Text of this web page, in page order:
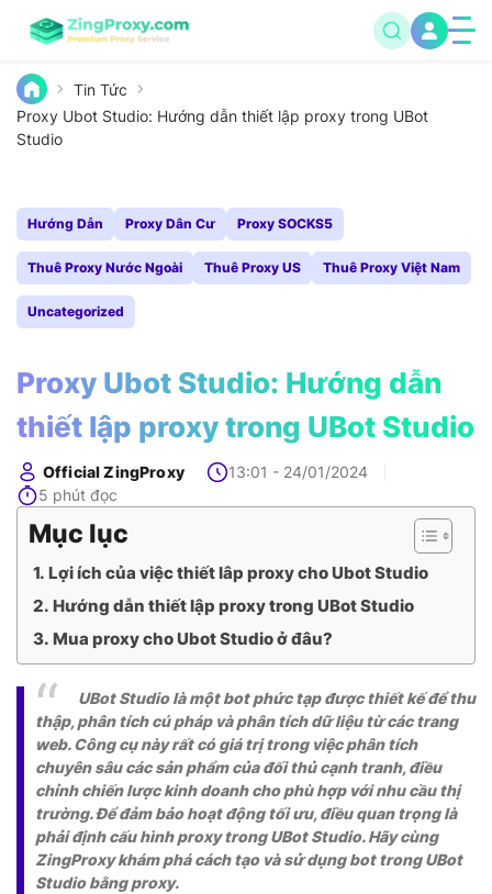
Tin Tức
Proxy Ubot Studio: Hướng dẫn thiết lập proxy trong UBot
Studio
Hướng Dẫn Proxy Dân Cư Proxy SOCKS5
Thuê Proxy Nước Ngoài Thuê Proxy US Thuê Proxy Việt Nam
Uncategorized
Proxy Ubot Studio: Hướng dẫn
thiết lập proxy trong UBot Studio
Official ZingProxy
13:01 - 24/01/2024
5 phút đọc
Mục lục
Lợi ích của việc thiết lâp proxy cho Ubot Studio
Hướng dẫn thiết lập proxy trong UBot Studio
Mua proxy cho Ubot Studio ở đâu?
UBot Studio là một bot phức tạp được thiết kế để thu
thập, phân tích cú pháp và phân tích dữ liệu từ các trang
web. Công cụ này rất có giá trị trong việc phân tích
chuyên sâu các sản phẩm của đối thủ cạnh tranh, điều
chỉnh chiến lược kinh doanh cho phù hợp với nhu cầu thị
trường. Để đảm bảo hoạt động tối ưu, điều quan trọng là
phải định cấu hình proxy trong UBot Studio. Hãy cùng
ZingProxy khám phá cách tạo và sử dụng bot trong UBot
Studio bằng proxy.